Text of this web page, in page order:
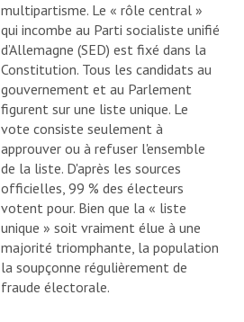
multipartisme. Le « rôle central »
qui incombe au Parti socialiste unifié
d’Allemagne (SED) est fixé dans la
Constitution. Tous les candidats au
gouvernement et au Parlement
figurent sur une liste unique. Le
vote consiste seulement à
approuver ou à refuser l'ensemble
de la liste. D'après les sources
officielles, 99 % des électeurs
votent pour. Bien que la « liste
unique » soit vraiment élue à une
majorité triomphante, la population
la soupçonne régulièrement de
fraude électorale.